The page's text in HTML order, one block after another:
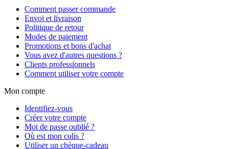
Comment passer commande
Envoi et livraison
Politique de retour
Modes de paiement
Promotions et bons d'achat
Vous avez d'autres questions ?
Clients professionnels
Comment utiliser votre compte
Mon compte
Identifiez-vous
Créer votre compte
Mot de passe oublié ?
Où est mon colis ?
Utiliser un chèque-cadeau